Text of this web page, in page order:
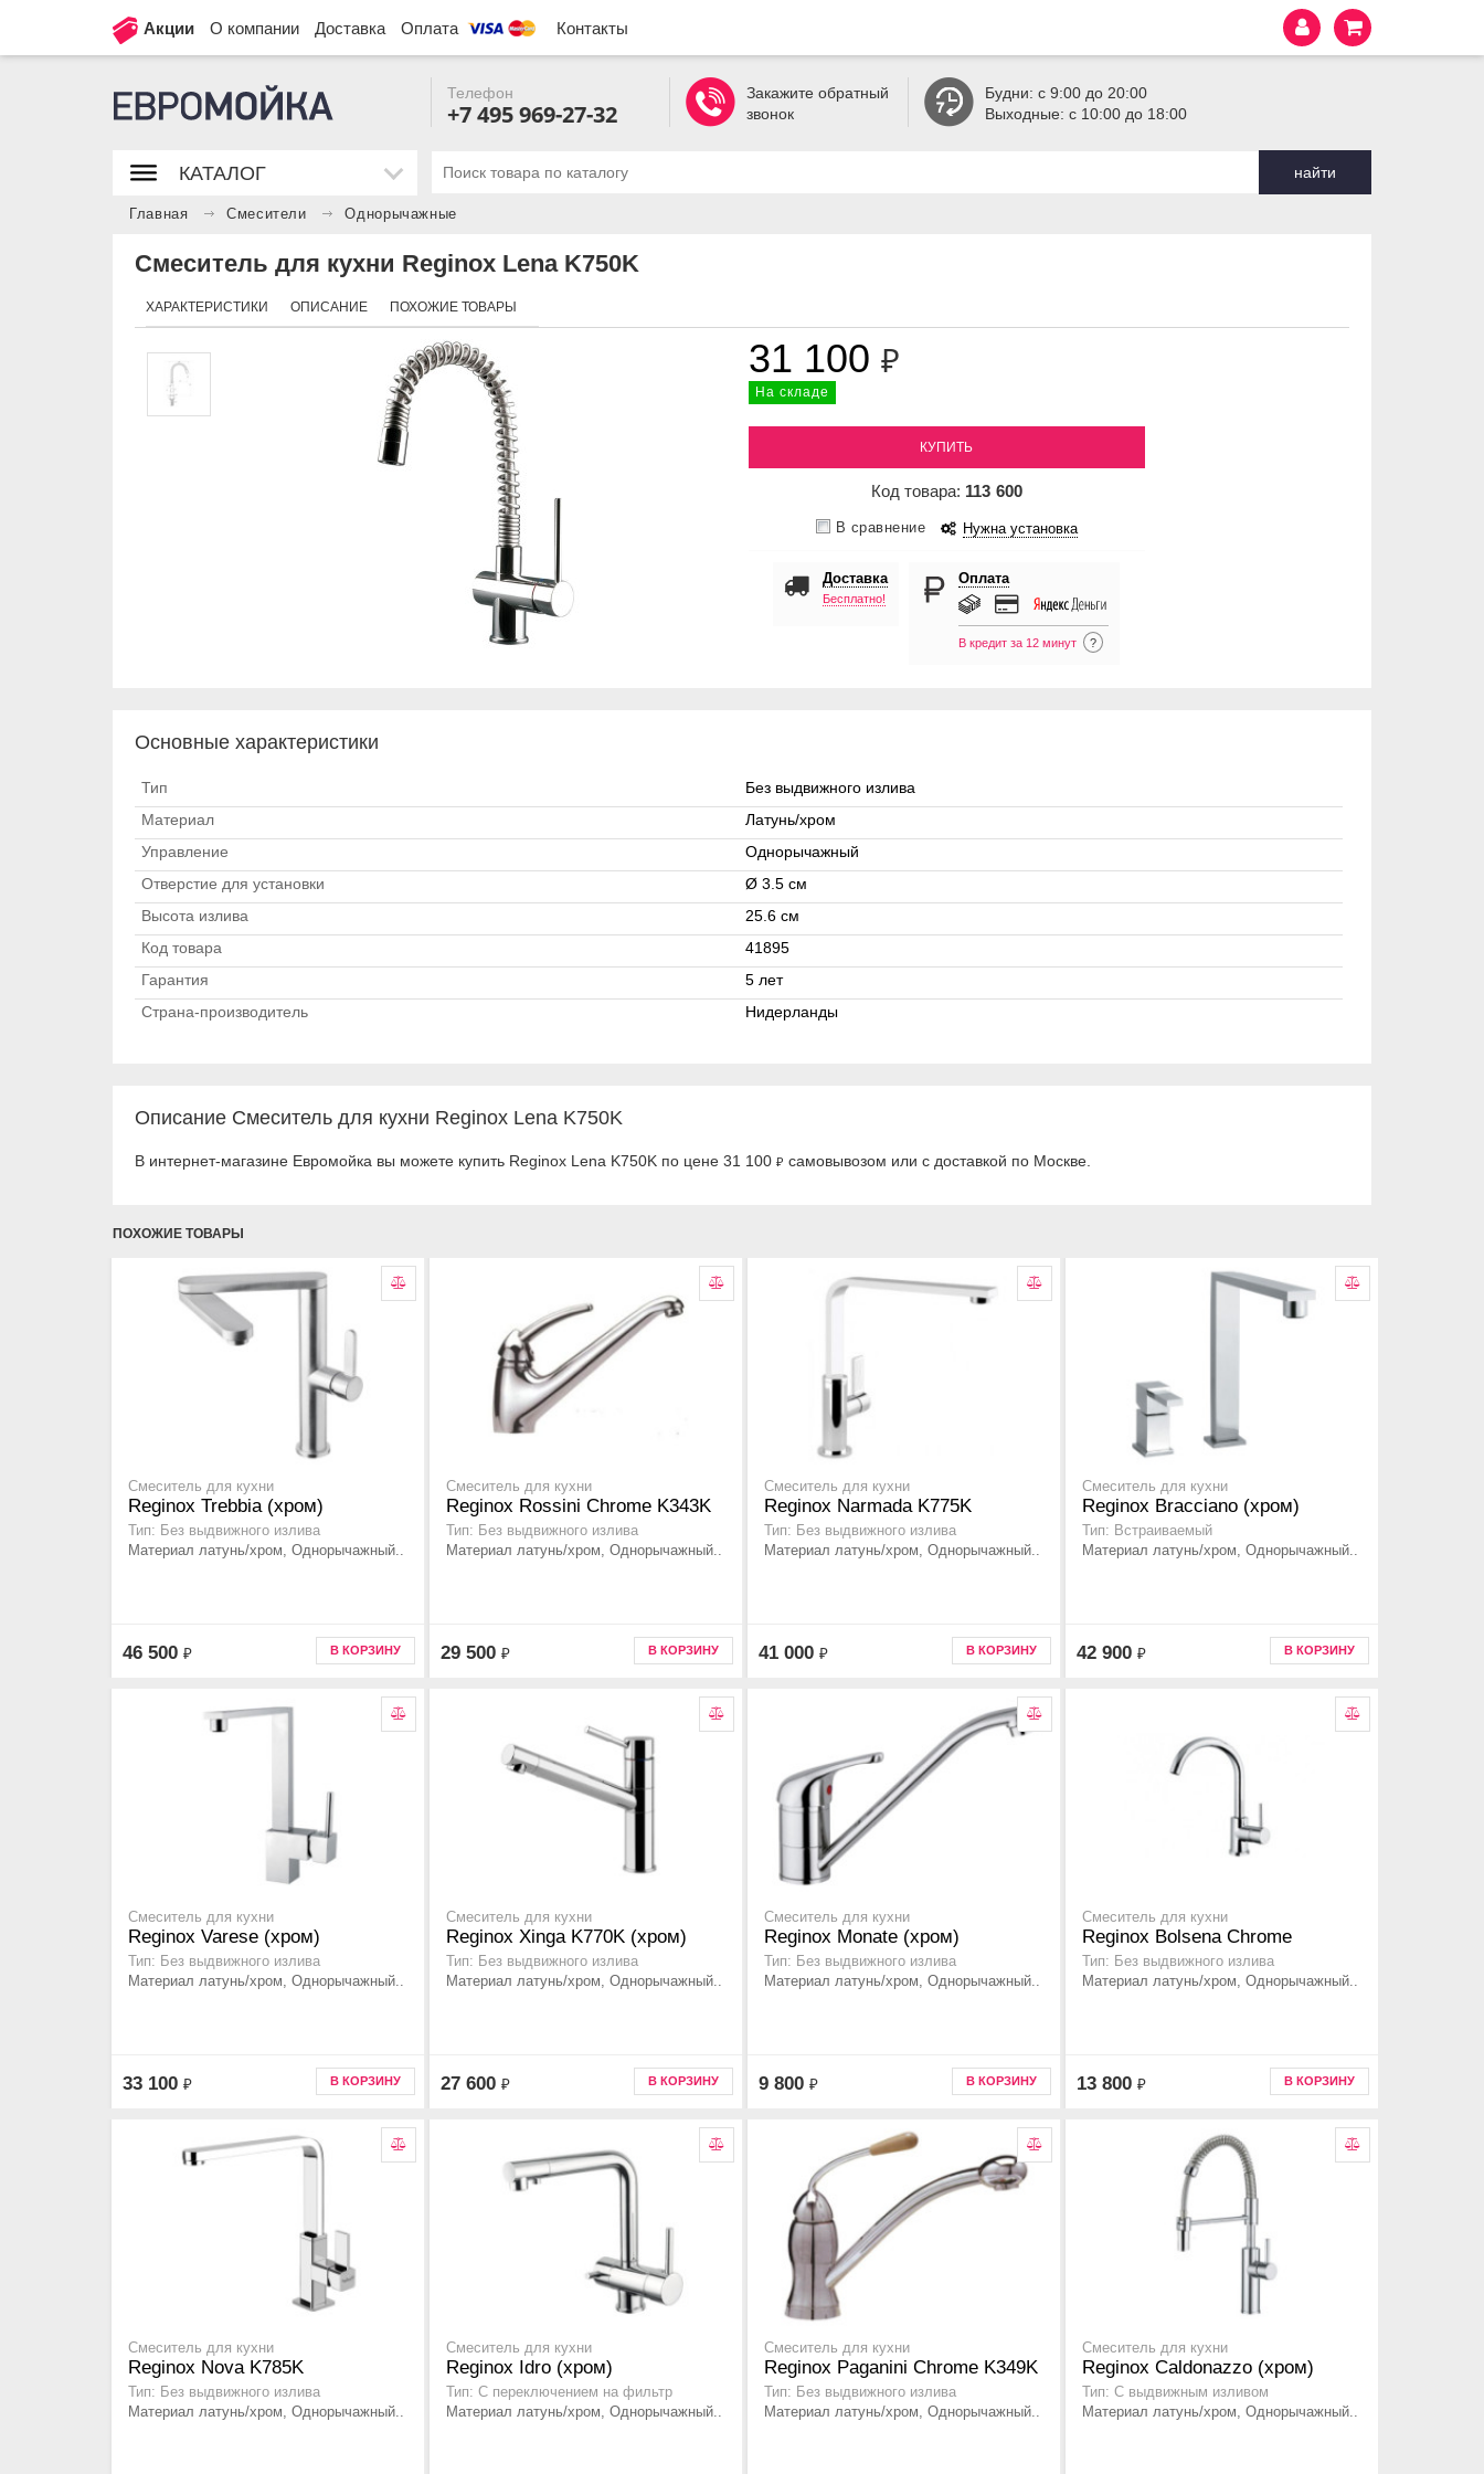
Акции О компании Доставка Оплата Контакты
Телефон
+7 495 969-27-32
Закажите обратный
звонок
Будни: с 9:00 до 20:00
Выходные: с 10:00 до 18:00
найти
КАТАЛОГ
Главная Смесители Однорычажные
Смеситель для кухни Reginox Lena K750K
ХАРАКТЕРИСТИКИ ОПИСАНИЕ ПОХОЖИЕ ТОВАРЫ
31 100 ₽
На складе
КУПИТЬ
Код товара: 113 600
В сравнение Нужна установка
Доставка
Бесплатно!
Оплата
В кредит за 12 минут ?
Основные характеристики
Тип
Без выдвижного излива
Материал
Латунь/хром
Управление
Однорычажный
Отверстие для установки
Ø 3.5 см
Высота излива
25.6 см
Код товара
41895
Гарантия
5 лет
Страна-производитель
Нидерланды
Описание Смеситель для кухни Reginox Lena K750K
В интернет-магазине Евромойка вы можете купить Reginox Lena K750K по цене 31 100 ₽ самовывозом или с доставкой по Москве.
ПОХОЖИЕ ТОВАРЫ
Смеситель для кухни
Reginox Trebbia (хром)
Тип: Без выдвижного излива
Материал латунь/хром, Однорычажный..
46 500 ₽ В КОРЗИНУ
Смеситель для кухни
Reginox Rossini Chrome K343K
Тип: Без выдвижного излива
Материал латунь/хром, Однорычажный..
29 500 ₽ В КОРЗИНУ
Смеситель для кухни
Reginox Narmada K775K
Тип: Без выдвижного излива
Материал латунь/хром, Однорычажный..
41 000 ₽ В КОРЗИНУ
Смеситель для кухни
Reginox Bracciano (хром)
Тип: Встраиваемый
Материал латунь/хром, Однорычажный..
42 900 ₽ В КОРЗИНУ
Смеситель для кухни
Reginox Varese (хром)
Тип: Без выдвижного излива
Материал латунь/хром, Однорычажный..
33 100 ₽ В КОРЗИНУ
Смеситель для кухни
Reginox Xinga K770K (хром)
Тип: Без выдвижного излива
Материал латунь/хром, Однорычажный..
27 600 ₽ В КОРЗИНУ
Смеситель для кухни
Reginox Monate (хром)
Тип: Без выдвижного излива
Материал латунь/хром, Однорычажный..
9 800 ₽ В КОРЗИНУ
Смеситель для кухни
Reginox Bolsena Chrome
Тип: Без выдвижного излива
Материал латунь/хром, Однорычажный..
13 800 ₽ В КОРЗИНУ
Смеситель для кухни
Reginox Nova K785K
Тип: Без выдвижного излива
Материал латунь/хром, Однорычажный..
Смеситель для кухни
Reginox Idro (хром)
Тип: C переключением на фильтр
Материал латунь/хром, Однорычажный..
Смеситель для кухни
Reginox Paganini Chrome K349K
Тип: Без выдвижного излива
Материал латунь/хром, Однорычажный..
Смеситель для кухни
Reginox Caldonazzo (хром)
Тип: C выдвижным изливом
Материал латунь/хром, Однорычажный..